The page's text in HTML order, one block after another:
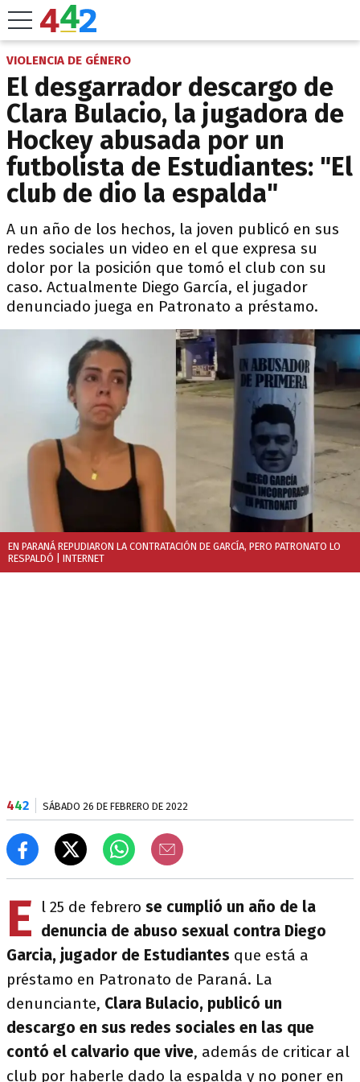
VIOLENCIA DE GÉNERO
El desgarrador descargo de
Clara Bulacio, la jugadora de
Hockey abusada por un
futbolista de Estudiantes: "El
club de dio la espalda"
A un año de los hechos, la joven publicó en sus
redes sociales un video en el que expresa su
dolor por la posición que tomó el club con su
caso. Actualmente Diego García, el jugador
denunciado juega en Patronato a préstamo.
EN PARANÁ REPUDIARON LA CONTRATACIÓN DE GARCÍA, PERO PATRONATO LO
RESPALDÓ | INTERNET
442 SÁBADO 26 DE FEBRERO DE 2022
E l 25 de febrero se cumplió un año de la
denuncia de abuso sexual contra Diego
Garcia, jugador de Estudiantes que está a
préstamo en Patronato de Paraná. La
denunciante, Clara Bulacio, publicó un
descargo en sus redes sociales en las que
contó el calvario que vive, además de criticar al
club por haberle dado la espalda y no poner en